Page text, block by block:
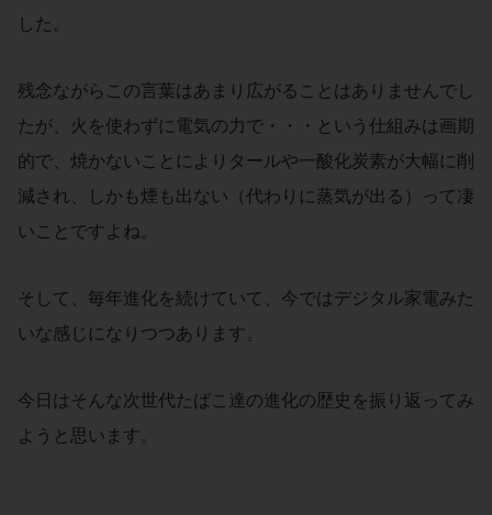
した。
残念ながらこの言葉はあまり広がることはありませんでし
たが、火を使わずに電気の力で・・・という仕組みは画期
的で、焼かないことによりタールや一酸化炭素が大幅に削
減され、しかも煙も出ない（代わりに蒸気が出る）って凄
いことですよね。
そして、毎年進化を続けていて、今ではデジタル家電みた
いな感じになりつつあります。
今日はそんな次世代たばこ達の進化の歴史を振り返ってみ
ようと思います。